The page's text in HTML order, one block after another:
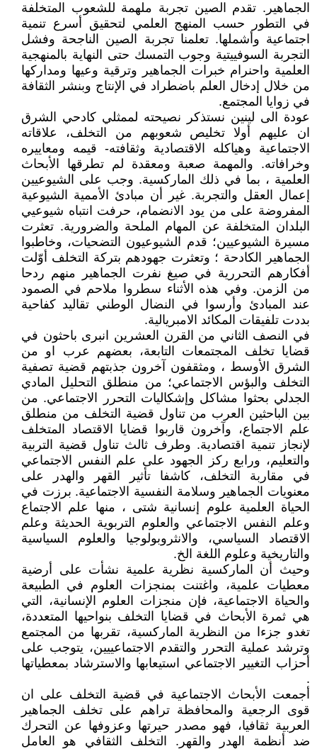
الجماهير. تقدم الصين تجربة ملهمة للشعوب المتخلفة
في التطور حسب المنهج العلمي لتحقيق أسرع تنمية
اجتماعية وأشملها. تعلمنا تجربة الصين الناجحة وفشل
التجربة السوفييتية وجوب التمسك حتى النهاية بالمنهجية
العلمية واحنرام خبرات الجماهير وترقية وعيها ومداركها
من خلال إدخال العلم باضطراد في الإنتاج وبنشر الثقافة
في زوايا المجتمع.
عودة الى لينين نستذكر نصيحته لممثلي كادحي الشرق
ان عليهم أولا تخليص شعوبهم من التخلف، علاقاته
الاجتماعية وهياكله الاقتصادية وثقافته- قيمه ومعاييره
وخرافاته. والمهمة صعبة ومعقدة لم تطرقها الأبحاث
العلمية ، بما في ذلك الماركسية. وجب على الشيوعيين
إعمال العقل والتجربة. غير أن مبادئ الأممية الشيوعية
المفروضة على من يود الانضمام، حرفت انتباه شيوعيي
البلدان المتخلفة عن المهام الملحة والضرورية. تعثرت
مسيرة الشيوعيين؛ قدم الشيوعيون التضحيات، وخاطبوا
الجماهير الكادحة ؛ وتعثرت جهودهم بتركة التخلف أوّلت
أفكارهم التحررية في صيغ نفرت الجماهير منهم ردحا
من الزمن. وفي هذه الأثناء سطروا ملاحم في الصمود
عند المبادئ وأرسوا في النضال الوطني تقاليد كفاحية
بددت تلفيقات المكائد الامبريالية.
في النصف الثاني من القرن العشرين انبرى باحثون في
قضايا تخلف المجتمعات التابعة، بعضهم عرب او من
الشرق الأوسط ، ومثقفون آخرون جذبتهم قضية تصفية
التخلف والبؤس الاجتماعي؛ من منطلق التحليل المادي
الجدلي بحثوا مشاكل وإشكاليات التحرر الاجتماعي. من
بين الباحثين العرب من تناول قضية التخلف من منطلق
علم الاجتماع، وآخرون قاربوا قضايا الاقتصاد المتخلف
لإنجاز تنمية اقتصادية. وطرف ثالث تناول قضية التربية
والتعليم، ورابع ركز الجهود على علم النفس الاجتماعي
في مقاربة التخلف، كاشفا تأثير القهر والهدر على
معنويات الجماهير وسلامة النفسية الاجتماعية. برزت في
الحياة العلمية علوم إنسانية شتى ، منها علم الاجتماع
وعلم النفس الاجتماعي والعلوم التربوية الحديثة وعلم
الاقتصاد السياسي، والانثروبولوجيا والعلوم السياسية
والتاريخية وعلوم اللغة الخ.
وحيث أن الماركسية نظرية علمية نشأت على أرضية
معطيات علمية، واغتنت بمنجزات العلوم في الطبيعة
والحياة الاجتماعية، فإن منجزات العلوم الإنسانية، التي
هي ثمرة الأبحاث في قضايا التخلف بنواحيها المتعددة،
تغدو جزءا من النظرية الماركسية، تقربها من المجتمع
وترشد عملية التحرر والتقدم الاجتماعييين، يتوجب على
أحزاب التغيير الاجتماعي استيعابها والاسترشاد بمعطياتها
.
أجمعت الأبحاث الاجتماعية في قضية التخلف على ان
قوى الرجعية والمحافظة تراهم على تخلف الجماهير
العربية ثقافيا، فهو مصدر حيرتها وعزوفها عن التحرك
ضد أنظمة الهدر والقهر. التخلف الثقافي هو العامل